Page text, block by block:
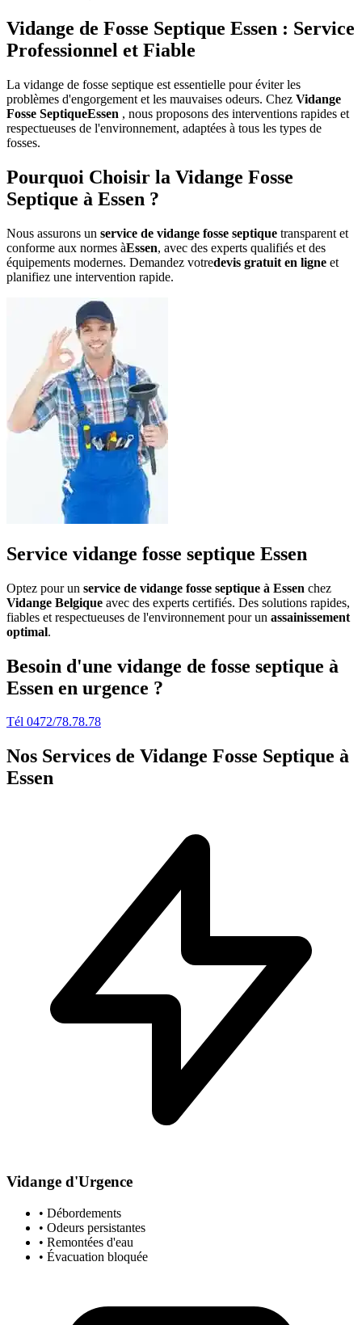
Vidange de Fosse Septique Essen : Service
Professionnel et Fiable
La vidange de fosse septique est essentielle pour éviter les
problèmes d'engorgement et les mauvaises odeurs. Chez Vidange
Fosse SeptiqueEssen , nous proposons des interventions rapides et
respectueuses de l'environnement, adaptées à tous les types de
fosses.
Pourquoi Choisir la Vidange Fosse
Septique à Essen ?
Nous assurons un service de vidange fosse septique transparent et
conforme aux normes àEssen, avec des experts qualifiés et des
équipements modernes. Demandez votredevis gratuit en ligne et
planifiez une intervention rapide.
Service vidange fosse septique Essen
Optez pour un service de vidange fosse septique à Essen chez
Vidange Belgique avec des experts certifiés. Des solutions rapides,
fiables et respectueuses de l'environnement pour un assainissement
optimal.
Besoin d'une vidange de fosse septique à
Essen en urgence ?
Tél 0472/78.78.78
Nos Services de Vidange Fosse Septique à
Essen
Vidange d'Urgence
• Débordements
• Odeurs persistantes
• Remontées d'eau
• Évacuation bloquée